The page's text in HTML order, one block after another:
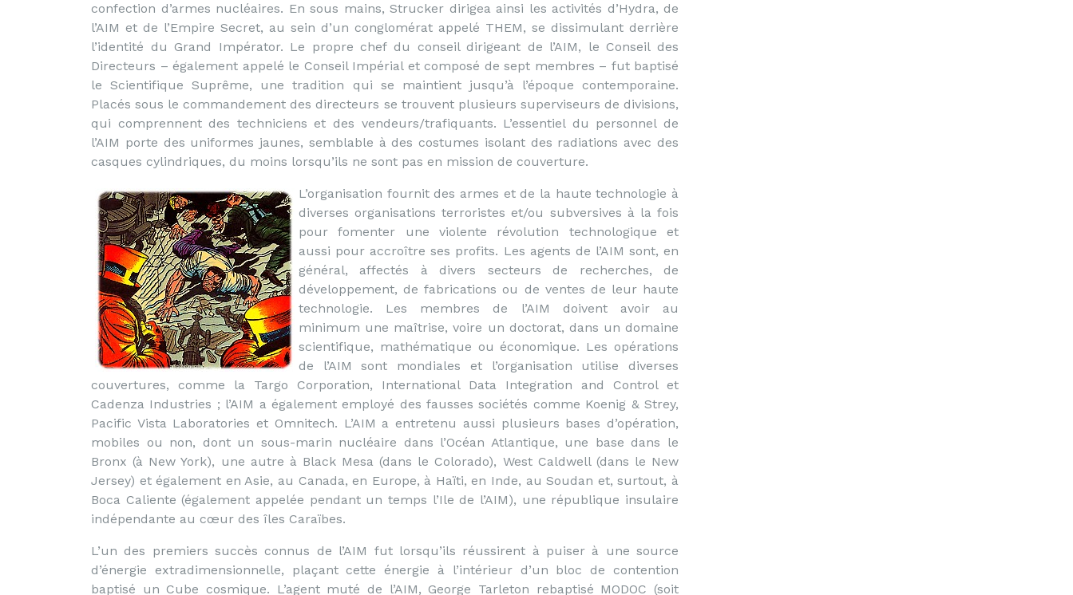
confection d’armes nucléaires. En sous mains, Strucker dirigea ainsi les activités d’Hydra, de
l’AIM et de l’Empire Secret, au sein d’un conglomérat appelé THEM, se dissimulant derrière
l’identité du Grand Impérator. Le propre chef du conseil dirigeant de l’AIM, le Conseil des
Directeurs – également appelé le Conseil Impérial et composé de sept membres – fut baptisé
le Scientifique Suprême, une tradition qui se maintient jusqu’à l’époque contemporaine.
Placés sous le commandement des directeurs se trouvent plusieurs superviseurs de divisions,
qui comprennent des techniciens et des vendeurs/trafiquants. L’essentiel du personnel de
l’AIM porte des uniformes jaunes, semblable à des costumes isolant des radiations avec des
casques cylindriques, du moins lorsqu’ils ne sont pas en mission de couverture.
L’organisation fournit des armes et de la haute technologie à
diverses organisations terroristes et/ou subversives à la fois
pour fomenter une violente révolution technologique et
aussi pour accroître ses profits. Les agents de l’AIM sont, en
général, affectés à divers secteurs de recherches, de
développement, de fabrications ou de ventes de leur haute
technologie. Les membres de l’AIM doivent avoir au
minimum une maîtrise, voire un doctorat, dans un domaine
scientifique, mathématique ou économique. Les opérations
de l’AIM sont mondiales et l’organisation utilise diverses
couvertures, comme la Targo Corporation, International Data Integration and Control et
Cadenza Industries ; l’AIM a également employé des fausses sociétés comme Koenig & Strey,
Pacific Vista Laboratories et Omnitech. L’AIM a entretenu aussi plusieurs bases d’opération,
mobiles ou non, dont un sous-marin nucléaire dans l’Océan Atlantique, une base dans le
Bronx (à New York), une autre à Black Mesa (dans le Colorado), West Caldwell (dans le New
Jersey) et également en Asie, au Canada, en Europe, à Haïti, en Inde, au Soudan et, surtout, à
Boca Caliente (également appelée pendant un temps l’Ile de l’AIM), une république insulaire
indépendante au cœur des îles Caraïbes.
L’un des premiers succès connus de l’AIM fut lorsqu’ils réussirent à puiser à une source
d’énergie extradimensionnelle, plaçant cette énergie à l’intérieur d’un bloc de contention
baptisé un Cube cosmique. L’agent muté de l’AIM, George Tarleton rebaptisé MODOC (soit